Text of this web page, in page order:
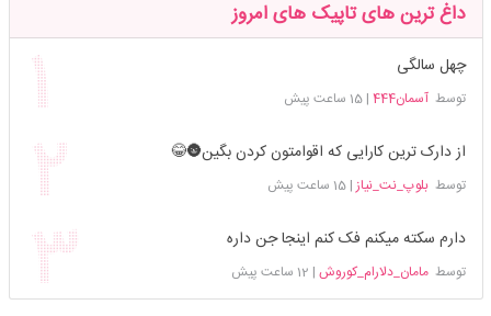
داغ ترین های تاپیک های امروز
چهل سالگی
توسطآسمان444 |15 ساعت پیش
از دارک ترین کارایی که اقوامتون کردن بگین🌚😂
توسطبلوپ_نت_نیاز |15 ساعت پیش
دارم سکته میکنم فک کنم اینجا جن داره
توسطمامان_دلارام_کوروش | 12 ساعت پیش